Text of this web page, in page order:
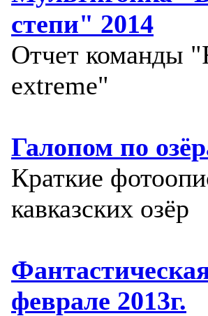
степи" 2014
Отчет команды
extreme"
Галопом по
Краткие
кавказских озёр
феврале 2013г.